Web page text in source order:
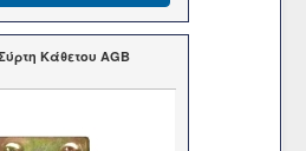
Κάθετου AGB